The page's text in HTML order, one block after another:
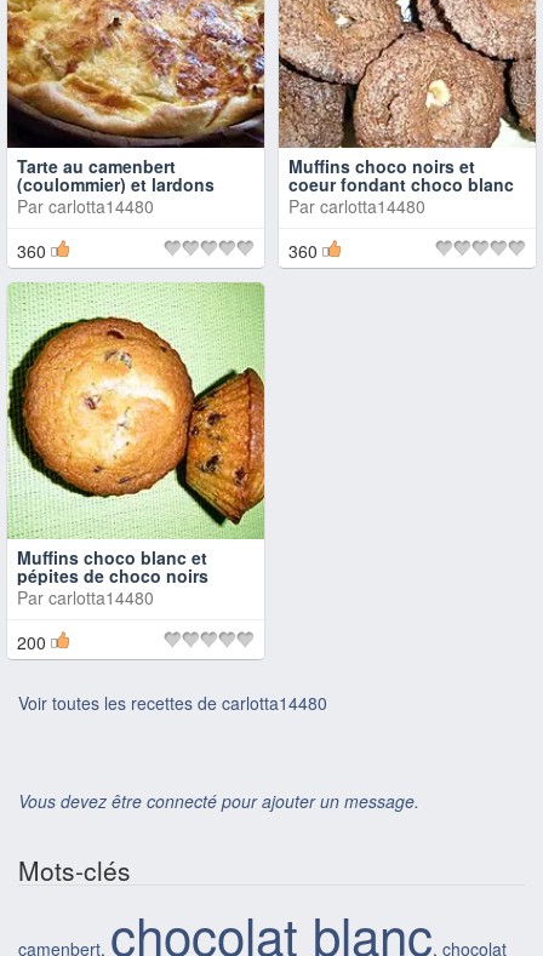
Tarte au camenbert
(coulommier) et lardons
Par carlotta14480
360
Muffins choco noirs et
coeur fondant choco blanc
Par carlotta14480
360
Muffins choco blanc et
pépites de choco noirs
Par carlotta14480
200
Voir toutes les recettes de carlotta14480
Vous devez être connecté pour ajouter un message.
Mots-clés
camenbert, chocolat blanc, chocolat